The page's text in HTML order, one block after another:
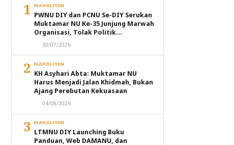
1 NAHDLIYIN
PWNU DIY dan PCNU Se-DIY Serukan
Muktamar NU Ke-35 Junjung Marwah
Organisasi, Tolak Politik
Transaksional dan Intervensi
Eksternal
30/07/2026
2 NAHDLIYIN
KH Asyhari Abta: Muktamar NU
Harus Menjadi Jalan Khidmah, Bukan
Ajang Perebutan Kekuasaan
04/08/2026
3 NAHDLIYIN
LTMNU DIY Launching Buku
Panduan, Web DAMANU, dan